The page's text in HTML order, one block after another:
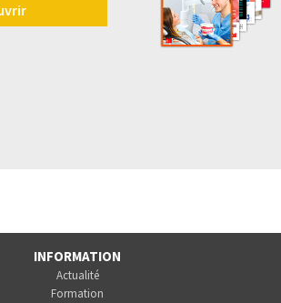
INFORMATION
Actualité
Formation